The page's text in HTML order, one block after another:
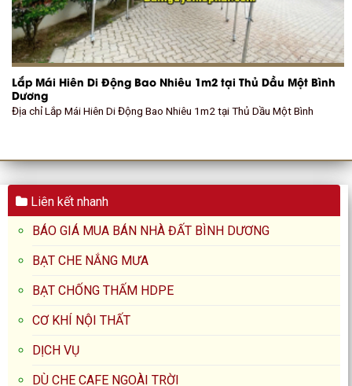
Lắp Mái Hiên Di Động Bao Nhiêu 1m2 tại Thủ Dầu Một Bình
Dương
Địa chỉ Lắp Mái Hiên Di Động Bao Nhiêu 1m2 tại Thủ Dầu Một Bình
Liên kết nhanh
BÁO GIÁ MUA BÁN NHÀ ĐẤT BÌNH DƯƠNG
BẠT CHE NẮNG MƯA
BẠT CHỐNG THẤM HDPE
CƠ KHÍ NỘI THẤT
DỊCH VỤ
DÙ CHE CAFE NGOÀI TRỜI